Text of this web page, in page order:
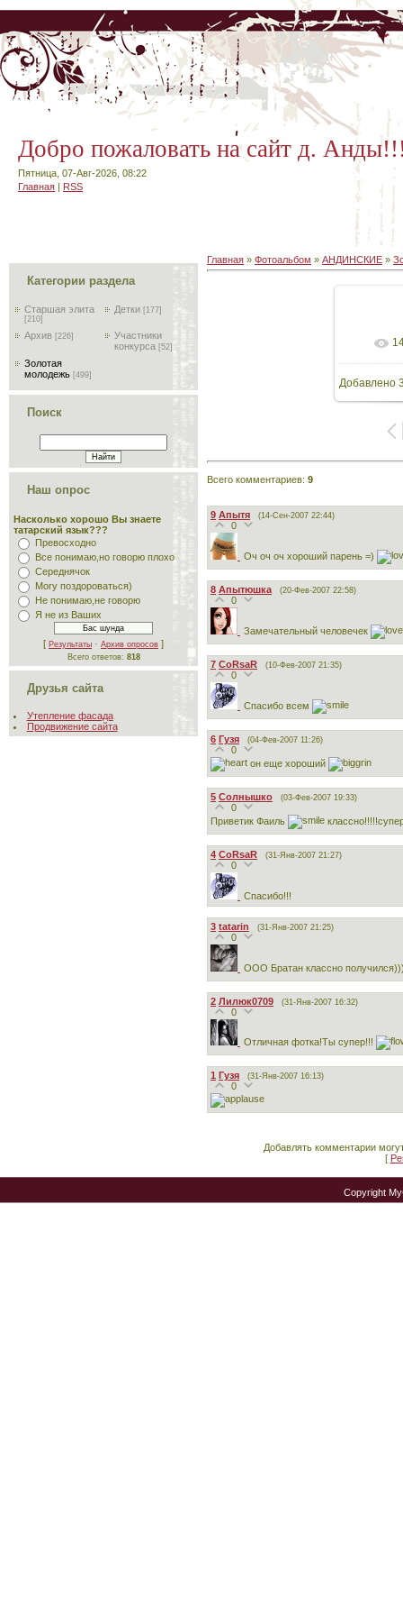
Добро пожаловать на сайт д.
Пятница, 07-Авг-2026, 08:22
Главная | RSS
Категории раздела
Старшая элита
[210]
Детки [177]
Архив [226]
Участники
конкурса [52]
Золотая
молодежь [499]
Поиск
Наш опрос
Насколько хорошо Вы знаете
татарский язык???
Превосходно
Все понимаю,но говорю плохо
Середнячок
Могу поздороваться)
Не понимаю,не говорю
Я не из Ваших
[ Результаты · Архив опросов ]
Всего ответов: 818
Друзья сайта
Утепление фасада
Продвижение сайта
Главная » Фотоальбом » АНДИНСКИЕ »
В
Добавлено
Всего комментариев: 9
9 Апытя (14-Сен-2007 22:44)
0
Оч оч оч хороший парень =)
8 Апытюшка (20-Фев-2007 22:58)
0
Замечательный человечек
7 CoRsaR (10-Фев-2007 21:35)
0
Спасибо всем
6 Гузя (04-Фев-2007 11:26)
0
он еще хороший
5 Солнышко (03-Фев-2007 19:33)
0
Приветик Фаиль
4 CoRsaR (31-Янв-2007 21:27)
0
Спасибо!!!
3 tatarin (31-Янв-2007 21:25)
0
ООО Братан классно
2 Лилюк0709 (31-Янв-2007 16:32)
0
Отличная фотка!Ты супер!!!
1 Гузя (31-Янв-2007 16:13)
0
Добавлять комментарии
[
Copyright